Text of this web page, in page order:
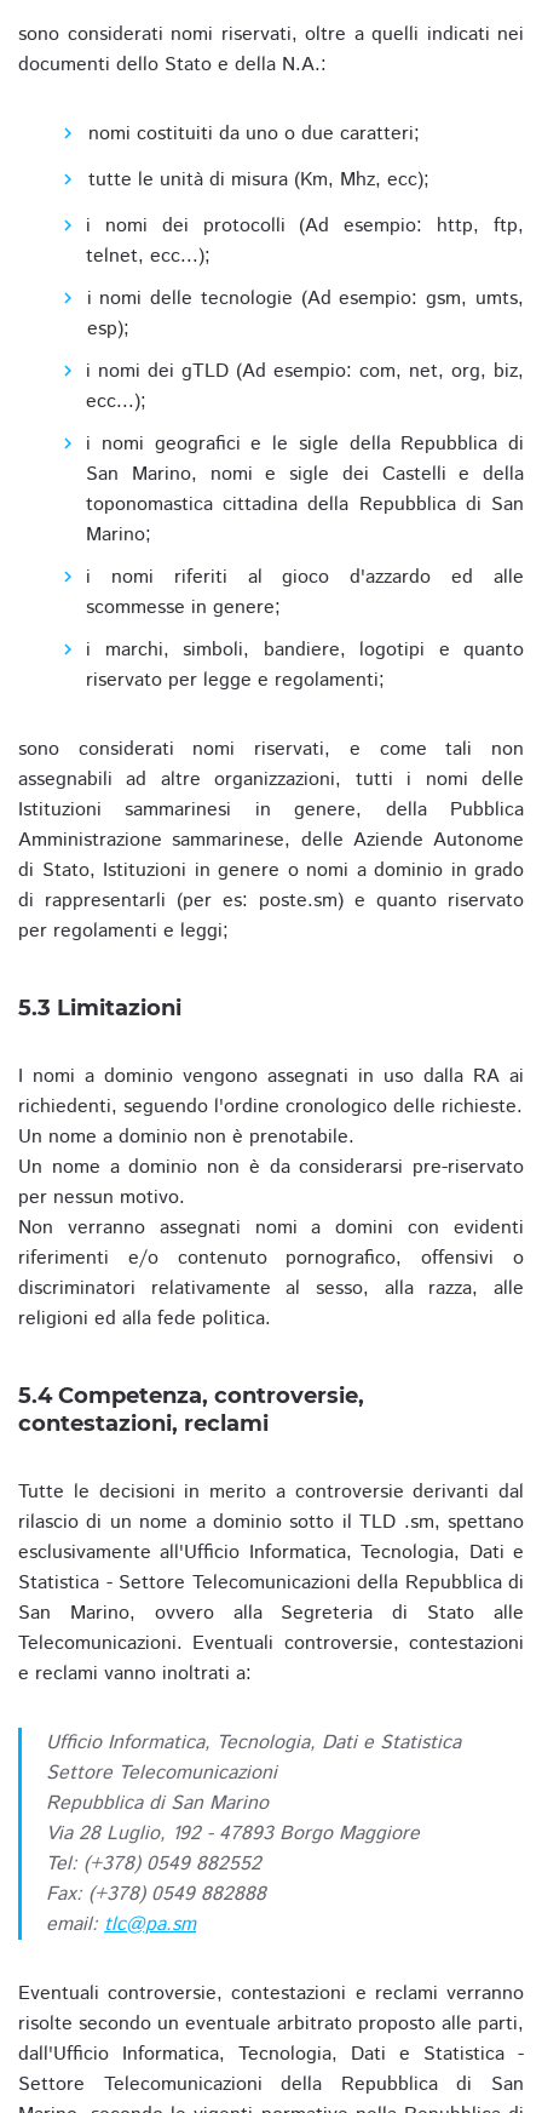
sono considerati nomi riservati, oltre a quelli indicati nei
documenti dello Stato e della N.A.:
nomi costituiti da uno o due caratteri;
tutte le unità di misura (Km, Mhz, ecc);
i nomi dei protocolli (Ad esempio: http, ftp,
telnet, ecc...);
i nomi delle tecnologie (Ad esempio: gsm, umts,
esp);
i nomi dei gTLD (Ad esempio: com, net, org, biz,
ecc...);
i nomi geografici e le sigle della Repubblica di
San Marino, nomi e sigle dei Castelli e della
toponomastica cittadina della Repubblica di San
Marino;
i nomi riferiti al gioco d'azzardo ed alle
scommesse in genere;
i marchi, simboli, bandiere, logotipi e quanto
riservato per legge e regolamenti;
sono considerati nomi riservati, e come tali non
assegnabili ad altre organizzazioni, tutti i nomi delle
Istituzioni sammarinesi in genere, della Pubblica
Amministrazione sammarinese, delle Aziende Autonome
di Stato, Istituzioni in genere o nomi a dominio in grado
di rappresentarli (per es: poste.sm) e quanto riservato
per regolamenti e leggi;
5.3 Limitazioni
I nomi a dominio vengono assegnati in uso dalla RA ai
richiedenti, seguendo l'ordine cronologico delle richieste.
Un nome a dominio non è prenotabile.
Un nome a dominio non è da considerarsi pre-riservato
per nessun motivo.
Non verranno assegnati nomi a domini con evidenti
riferimenti e/o contenuto pornografico, offensivi o
discriminatori relativamente al sesso, alla razza, alle
religioni ed alla fede politica.
5.4 Competenza, controversie,
contestazioni, reclami
Tutte le decisioni in merito a controversie derivanti dal
rilascio di un nome a dominio sotto il TLD .sm, spettano
esclusivamente all'Ufficio Informatica, Tecnologia, Dati e
Statistica - Settore Telecomunicazioni della Repubblica di
San Marino, ovvero alla Segreteria di Stato alle
Telecomunicazioni. Eventuali controversie, contestazioni
e reclami vanno inoltrati a:
Ufficio Informatica, Tecnologia, Dati e Statistica
Settore Telecomunicazioni
Repubblica di San Marino
Via 28 Luglio, 192 - 47893 Borgo Maggiore
Tel: (+378) 0549 882552
Fax: (+378) 0549 882888
email: tlc@pa.sm
Eventuali controversie, contestazioni e reclami verranno
risolte secondo un eventuale arbitrato proposto alle parti,
dall'Ufficio Informatica, Tecnologia, Dati e Statistica -
Settore Telecomunicazioni della Repubblica di San